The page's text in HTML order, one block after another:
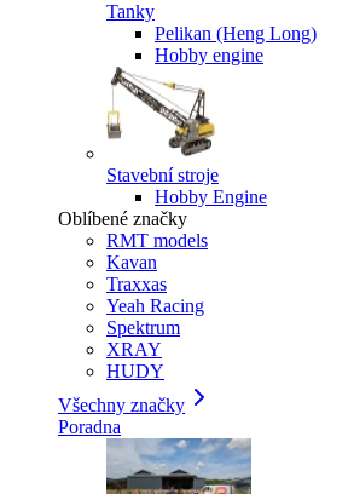
Tanky
Pelikan (Heng Long)
Hobby engine
Stavební stroje
Hobby Engine
Oblíbené značky
RMT models
Kavan
Traxxas
Yeah Racing
Spektrum
XRAY
HUDY
Všechny značky
Poradna